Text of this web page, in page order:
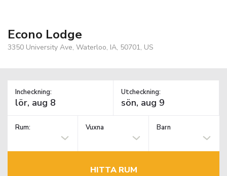
Econo Lodge
3350 University Ave, Waterloo, IA, 50701, US
Incheckning: Utcheckning:
Rum: Vuxna Barn
HITTA RUM